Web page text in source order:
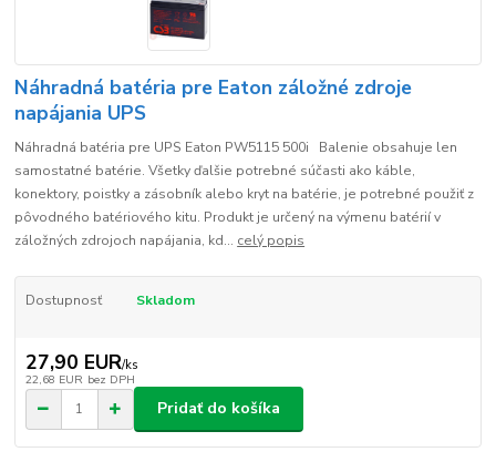
Náhradná batéria pre Eaton záložné zdroje
napájania UPS
Náhradná batéria pre UPS Eaton PW5115 500i Balenie obsahuje len
samostatné batérie. Všetky ďalšie potrebné súčasti ako káble,
konektory, poistky a zásobník alebo kryt na batérie, je potrebné použiť z
pôvodného batériového kitu. Produkt je určený na výmenu batérií v
záložných zdrojoch napájania, kd... celý popis
Dostupnosť Skladom
27,90 EUR/ks
22,68 EUR bez DPH
Pridať do košíka